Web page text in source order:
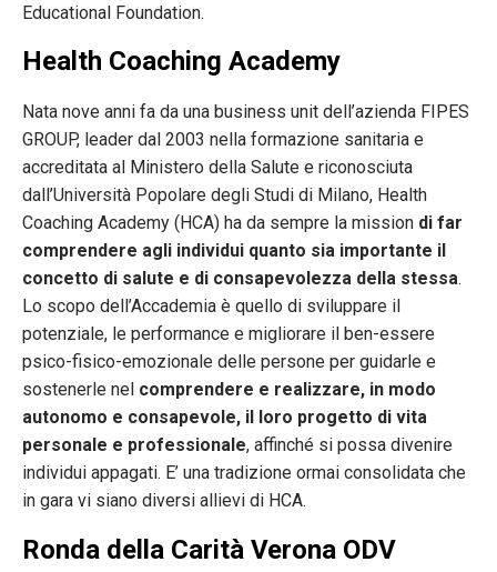
Educational Foundation.
Health Coaching Academy
Nata nove anni fa da una business unit dell’azienda FIPES
GROUP, leader dal 2003 nella formazione sanitaria e
accreditata al Ministero della Salute e riconosciuta
dall’Università Popolare degli Studi di Milano, Health
Coaching Academy (HCA) ha da sempre la mission di far
comprendere agli individui quanto sia importante il
concetto di salute e di consapevolezza della stessa.
Lo scopo dell’Accademia è quello di sviluppare il
potenziale, le performance e migliorare il ben-essere
psico-fisico-emozionale delle persone per guidarle e
sostenerle nel comprendere e realizzare, in modo
autonomo e consapevole, il loro progetto di vita
personale e professionale, affinché si possa divenire
individui appagati. E’ una tradizione ormai consolidata che
in gara vi siano diversi allievi di HCA.
Ronda della Carità Verona ODV